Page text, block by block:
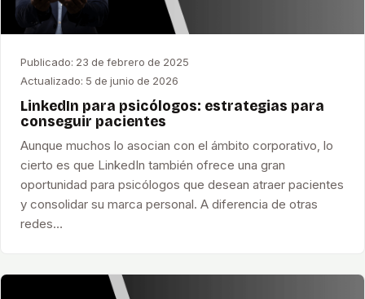
Publicado: 23 de febrero de 2025
Actualizado: 5 de junio de 2026
LinkedIn para psicólogos: estrategias para
conseguir pacientes
Aunque muchos lo asocian con el ámbito corporativo, lo
cierto es que LinkedIn también ofrece una gran
oportunidad para psicólogos que desean atraer pacientes
y consolidar su marca personal. A diferencia de otras
redes…